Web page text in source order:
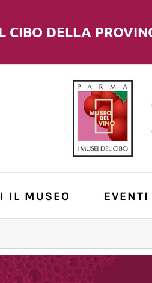
CIBO DELLA
IL MUSEO EVENTI